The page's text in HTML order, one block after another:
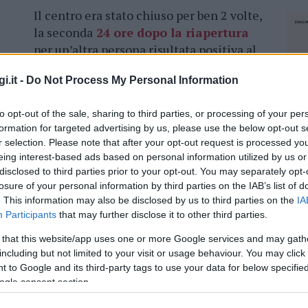
- Do Not Process My Personal Information
opt-out of the sale, sharing to third parties, or processing of your
for targeted advertising by us, please use the below opt-out
selection. Please note that after your opt-out request is processed
interest-based ads based on personal information utilized by us
to third parties prior to your opt-out. You may separately
of your personal information by third parties on the IAB’s list of
This information may also be disclosed by us to third parties on the
Participants that may further disclose it to other third parties.
that this website/app uses one or more Google services and may
but not limited to your visit or usage behaviour. You may
to Google and its third-party tags to use your data for below
consent section.
Il centro era stato chiuso per ben 2 volte,
la seconda 24 ore dopo la riapertura
per un’altra persona risultata positiva al
sanificazioni ora la struttura può
dei malati, che devono recarsi al centro
controllo costante e l’adozione di tutte
quella degli operatori sanitari.
cliccandoqui